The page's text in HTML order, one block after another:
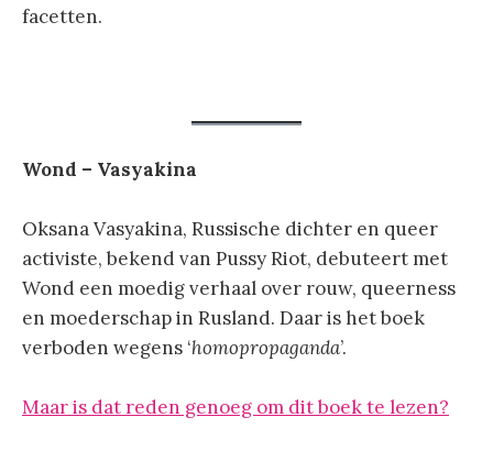
facetten.
Wond – Vasyakina
Oksana Vasyakina, Russische dichter en queer
activiste, bekend van Pussy Riot, debuteert met
Wond een moedig verhaal over rouw, queerness
en moederschap in Rusland. Daar is het boek
verboden wegens ‘homopropaganda’.
Maar is dat reden genoeg om dit boek te lezen?